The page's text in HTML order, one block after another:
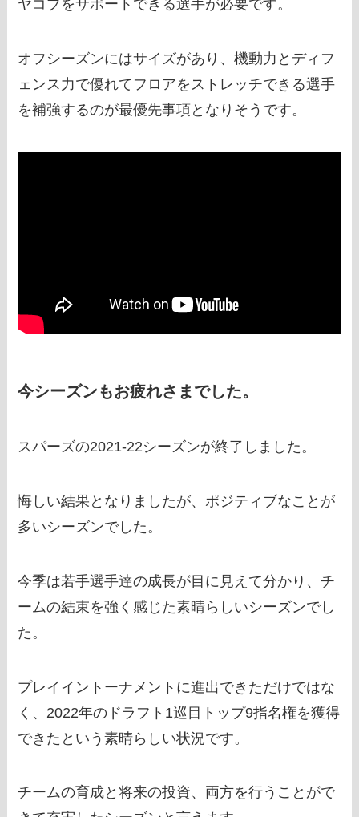
ヤコブをサポートできる選手が必要です。
オフシーズンにはサイズがあり、機動力とディフ
ェンス力で優れてフロアをストレッチできる選手
を補強するのが最優先事項となりそうです。
今シーズンもお疲れさまでした。
スパーズの2021-22シーズンが終了しました。
悔しい結果となりましたが、ポジティブなことが
多いシーズンでした。
今季は若手選手達の成長が目に見えて分かり、チ
ームの結束を強く感じた素晴らしいシーズンでし
た。
プレイイントーナメントに進出できただけではな
く、2022年のドラフト1巡目トップ9指名権を獲得
できたという素晴らしい状況です。
チームの育成と将来の投資、両方を行うことがで